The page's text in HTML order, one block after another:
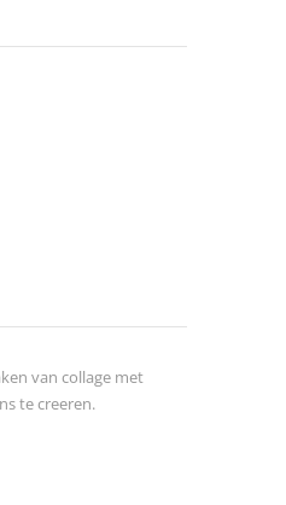
van collage met
te creeren.